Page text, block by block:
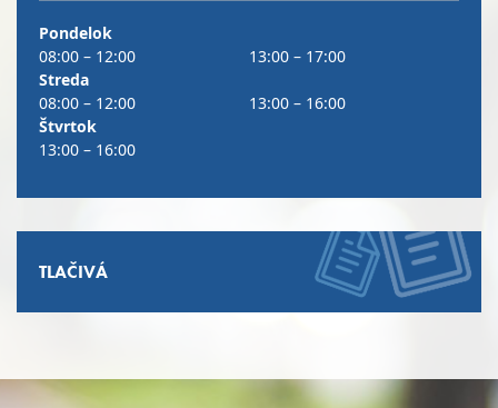
Pondelok
08:00 – 12:00
13:00 – 17:00
Streda
08:00 – 12:00
13:00 – 16:00
Štvrtok
13:00 – 16:00
TLAČIVÁ